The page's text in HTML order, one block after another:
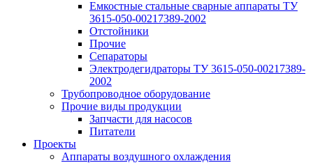
Емкостные стальные сварные аппараты ТУ
3615-050-00217389-2002
Отстойники
Прочие
Сепараторы
Электродегидраторы ТУ 3615-050-00217389-
2002
Трубопроводное оборудование
Прочие виды продукции
Запчасти для насосов
Питатели
Проекты
Аппараты воздушного охлаждения